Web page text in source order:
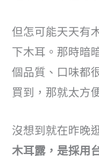
但怎可能天天有
下木耳。那時暗
個品質、口味都
買到，那就太方
沒想到就在昨晚
木耳露，是採用